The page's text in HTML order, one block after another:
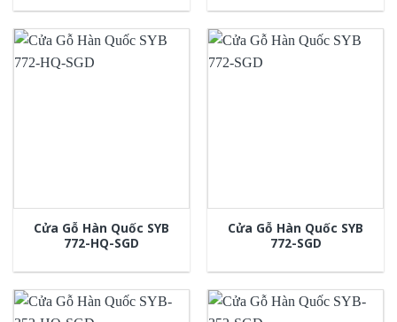
Cửa Gỗ Hàn Quốc SYB
772-HQ-SGD
Cửa Gỗ Hàn Quốc SYB
772-SGD